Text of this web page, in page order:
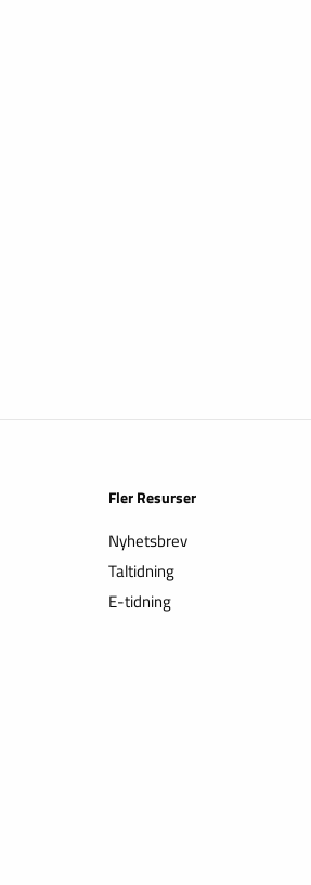
Fler Resurser
Nyhetsbrev
Taltidning
E-tidning